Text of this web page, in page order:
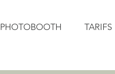
PHOTOBOOTH TARIFS